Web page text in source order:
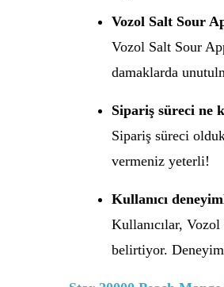
Vozol Salt Sour
Vozol Salt Sour
damaklarda
Sipariş süreci ne
Sipariş süreci
vermeniz yeterli!
Kullanıcı
Kullanıcılar,
belirtiyor.